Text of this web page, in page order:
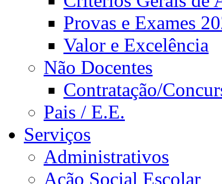
Provas e Exames
Valor e Excelência
Não Docentes
Contratação/
Pais / E.E.
Serviços
Administrativos
Ação Social Escolar